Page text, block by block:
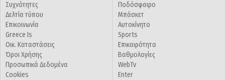
Συχνότητες
Δελτία τύπου
Επικοινωνία
Greece Is
Οικ. Καταστάσεις
Όροι Χρήσης
Προσωπικά Δεδομένα
Cookies
Ποδόσφαιρο
Μπάσκετ
Αυτοκίνητο
Sports
Επικαιρότητα
Βαθμολογίες
WebTv
Enter